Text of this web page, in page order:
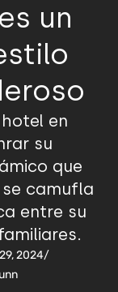
un
en
su
que
camufla
entre su
2024/